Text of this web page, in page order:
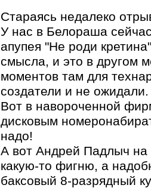
Стараясь недалеко
У нас в Белораша
апупея "Не роди
смысла, и это в другом
моментов там для
создатели и не ожидали.
Вот в навороченной
дисковым
надо!
А вот Андрей Падлыч на
какую-то фигню, а
баксовый 8-разрядный